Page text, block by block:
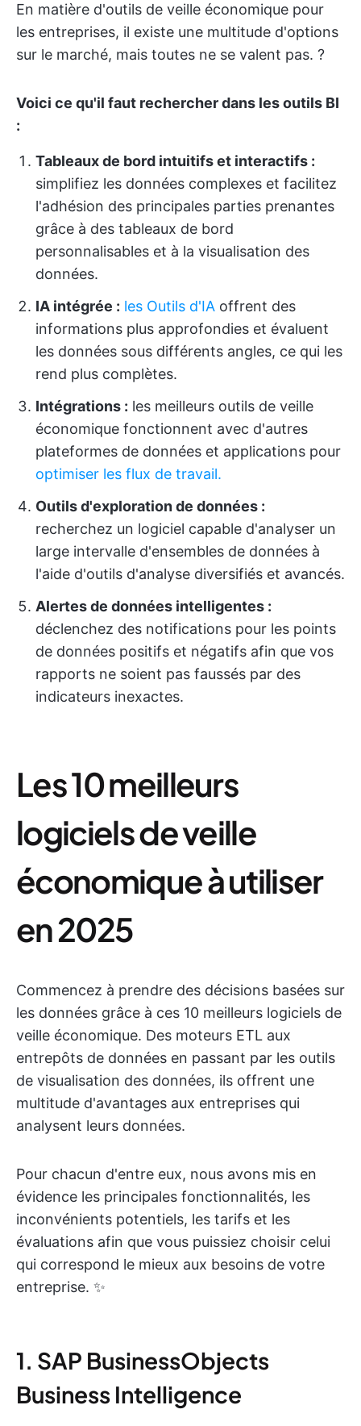
En matière d'outils de veille économique pour
les entreprises, il existe une multitude d'options
sur le marché, mais toutes ne se valent pas. ?
Voici ce qu'il faut rechercher dans les outils BI
:
Tableaux de bord intuitifs et interactifs :
simplifiez les données complexes et facilitez
l'adhésion des principales parties prenantes
grâce à des tableaux de bord
personnalisables et à la visualisation des
données.
IA intégrée : les Outils d'IA offrent des
informations plus approfondies et évaluent
les données sous différents angles, ce qui les
rend plus complètes.
Intégrations : les meilleurs outils de veille
économique fonctionnent avec d'autres
plateformes de données et applications pour
optimiser les flux de travail.
Outils d'exploration de données :
recherchez un logiciel capable d'analyser un
large intervalle d'ensembles de données à
l'aide d'outils d'analyse diversifiés et avancés.
Alertes de données intelligentes :
déclenchez des notifications pour les points
de données positifs et négatifs afin que vos
rapports ne soient pas faussés par des
indicateurs inexactes.
Les 10 meilleurs
logiciels de veille
économique à utiliser
en 2025
Commencez à prendre des décisions basées sur
les données grâce à ces 10 meilleurs logiciels de
veille économique. Des moteurs ETL aux
entrepôts de données en passant par les outils
de visualisation des données, ils offrent une
multitude d'avantages aux entreprises qui
analysent leurs données.
Pour chacun d'entre eux, nous avons mis en
évidence les principales fonctionnalités, les
inconvénients potentiels, les tarifs et les
évaluations afin que vous puissiez choisir celui
qui correspond le mieux aux besoins de votre
entreprise. ✨
1. SAP BusinessObjects
Business Intelligence